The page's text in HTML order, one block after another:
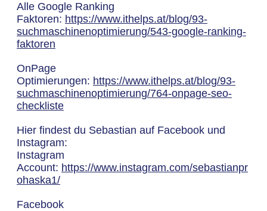
Alle Google Ranking
Faktoren: https://www.ithelps.at/blog/93-
suchmaschinenoptimierung/543-google-ranking-
faktoren
OnPage
Optimierungen: https://www.ithelps.at/blog/93-
suchmaschinenoptimierung/764-onpage-seo-
checkliste
Hier findest du Sebastian auf Facebook und
Instagram:
Instagram
Account: https://www.instagram.com/sebastianpr
ohaska1/
Facebook